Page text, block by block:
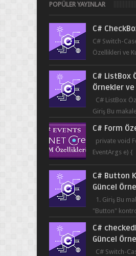
POPÜLER YAYINLAR
C#
C# Switch-
Özellikleri ve
kullanıcının
C# ListBox
Örnekler ve
C# ListBox
Giriş Bu
C# Form
private void
EventArgs e)
başlığı
C# Button
Güncel
1. Giriş Bu
"Button"
C#
Güncel
C# Switch-